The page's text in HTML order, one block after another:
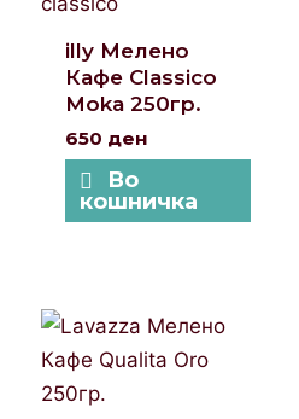
illy Mелено
Кафе Classico
Moka 250гр.
650 ден
Во
кошничка